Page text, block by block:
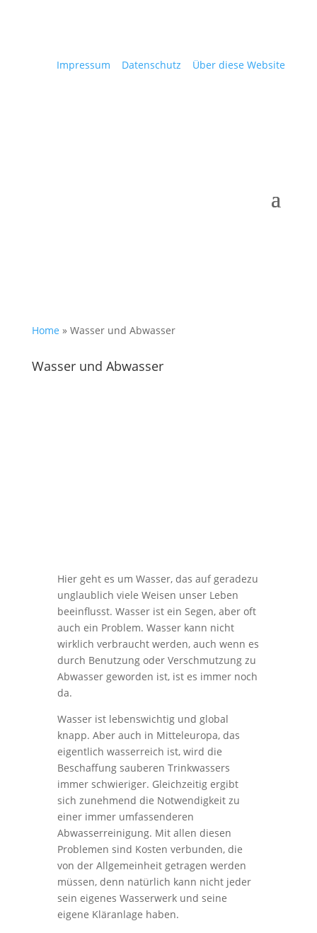
Impressum Datenschutz Über diese Website
Home » Wasser und Abwasser
Wasser und Abwasser
Hier geht es um Wasser, das auf geradezu
unglaublich viele Weisen unser Leben
beeinflusst. Wasser ist ein Segen, aber oft
auch ein Problem. Wasser kann nicht
wirklich verbraucht werden, auch wenn es
durch Benutzung oder Verschmutzung zu
Abwasser geworden ist, ist es immer noch
da.
Wasser ist lebenswichtig und global
knapp. Aber auch in Mitteleuropa, das
eigentlich wasserreich ist, wird die
Beschaffung sauberen Trinkwassers
immer schwieriger. Gleichzeitig ergibt
sich zunehmend die Notwendigkeit zu
einer immer umfassenderen
Abwasserreinigung. Mit allen diesen
Problemen sind Kosten verbunden, die
von der Allgemeinheit getragen werden
müssen, denn natürlich kann nicht jeder
sein eigenes Wasserwerk und seine
eigene Kläranlage haben.